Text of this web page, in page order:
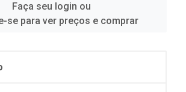
Faça seu login ou
se para ver preços e comprar